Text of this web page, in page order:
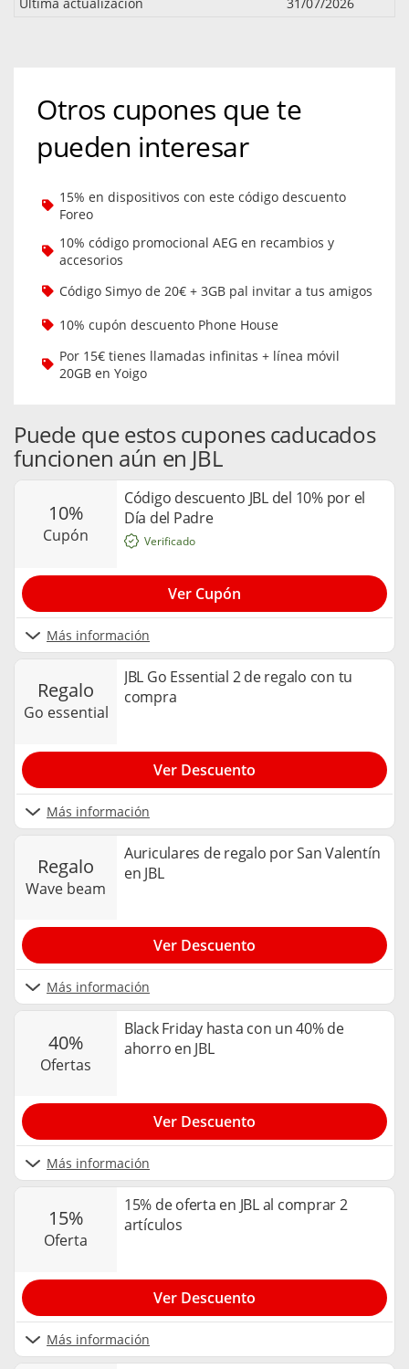
Otros cupones que te
pueden interesar
15% en dispositivos con este código descuento
Foreo
10% código promocional AEG en recambios y
accesorios
Código Simyo de 20€ + 3GB pal invitar a tus amigos
10% cupón descuento Phone House
Por 15€ tienes llamadas infinitas + línea móvil
20GB en Yoigo
Puede que estos cupones caducados
funcionen aún en JBL
10%
cupón
Código descuento JBL del 10% por el
Día del Padre
Más información
Verificado
Ver Cupón
regalo
go essential
JBL Go Essential 2 de regalo con tu
compra
Más información
Ver Descuento
regalo
wave beam
Auriculares de regalo por San Valentín
en JBL
Más información
Ver Descuento
40%
ofertas
Black Friday hasta con un 40% de
ahorro en JBL
Más información
Ver Descuento
15%
oferta
15% de oferta en JBL al comprar 2
artículos
Más información
Ver Descuento